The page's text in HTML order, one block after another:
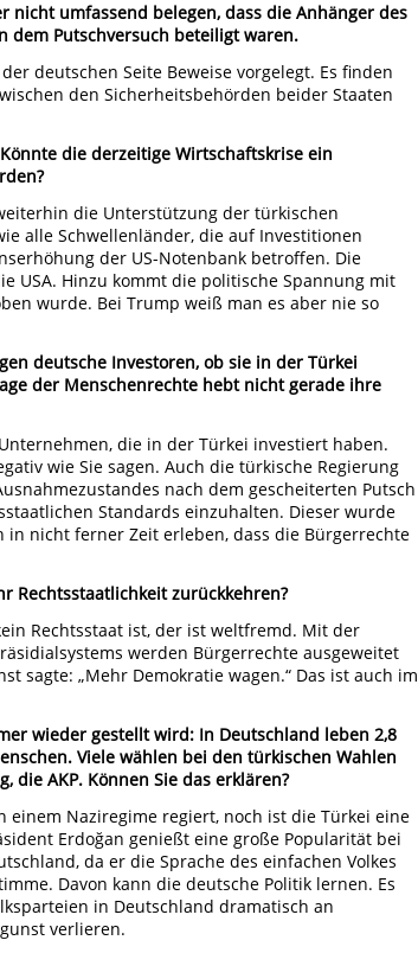
nicht umfassend belegen, dass die Anhänger des
dem Putschversuch beteiligt waren.
deutschen Seite Beweise vorgelegt. Es finden
den Sicherheitsbehörden beider Staaten
die derzeitige Wirtschaftskrise ein
die Unterstützung der türkischen
alle Schwellenländer, die auf Investitionen
der US-Notenbank betroffen. Die
USA. Hinzu kommt die politische Spannung mit
wurde. Bei Trump weiß man es aber nie so
deutsche Investoren, ob sie in der Türkei
der Menschenrechte hebt nicht gerade ihre
die in der Türkei investiert haben.
wie Sie sagen. Auch die türkische Regierung
nach dem gescheiterten Putsch
Standards einzuhalten. Dieser wurde
in nicht ferner Zeit erleben, dass die Bürgerrechte
Rechtsstaatlichkeit zurückkehren?
Rechtsstaat ist, der ist weltfremd. Mit der
werden Bürgerrechte ausgeweitet
sagte: „Mehr Demokratie wagen.“ Das ist auch im
wieder gestellt wird: In Deutschland leben 2,8
Viele wählen bei den türkischen Wahlen
die AKP. Können Sie das erklären?
einem Naziregime regiert, noch ist die Türkei eine
Erdoğan genießt eine große Popularität bei
da er die Sprache des einfachen Volkes
Davon kann die deutsche Politik lernen. Es
in Deutschland dramatisch an
verlieren.